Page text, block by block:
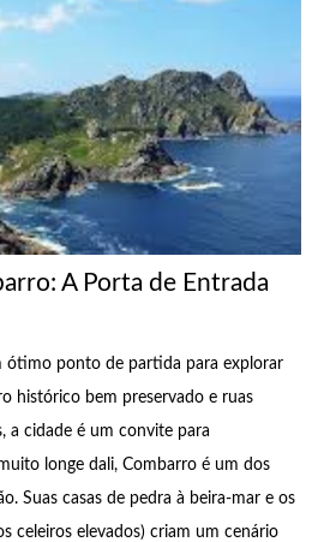
A Porta de Entrada
ótimo ponto de partida para explorar
histórico bem preservado e ruas
a cidade é um convite para
longe dali, Combarro é um dos
Suas casas de pedra à beira-mar e os
celeiros elevados) criam um cenário